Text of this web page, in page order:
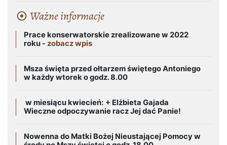
Ważne informacje
Prace konserwatorskie zrealizowane w 2022
roku - zobacz wpis
Msza święta przed ołtarzem świętego Antoniego
w każdy wtorek o godz. 8.00
w miesiącu kwiecień: + Elżbieta Gajada
Wieczne odpoczywanie racz Jej dać Panie!
Nowenna do Matki Bożej Nieustającej Pomocy w